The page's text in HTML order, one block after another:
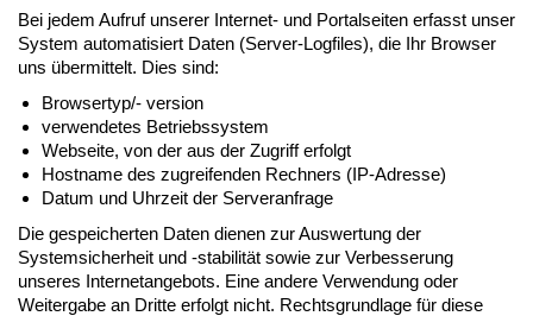
Bei jedem Aufruf unserer Internet- und Portalseiten erfasst unser
System automatisiert Daten (Server-Logfiles), die Ihr Browser
uns übermittelt. Dies sind:
Browsertyp/- version
verwendetes Betriebssystem
Webseite, von der aus der Zugriff erfolgt
Hostname des zugreifenden Rechners (IP-Adresse)
Datum und Uhrzeit der Serveranfrage
Die gespeicherten Daten dienen zur Auswertung der
Systemsicherheit und -stabilität sowie zur Verbesserung
unseres Internetangebots. Eine andere Verwendung oder
Weitergabe an Dritte erfolgt nicht. Rechtsgrundlage für diese